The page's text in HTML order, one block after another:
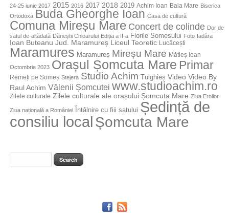
24-25 iunie 2017 2015 2016 2017 2018 2019 Achim Ioan Baia Mare Biserica
Ortodoxa
Buda Gheorghe Ioan Casa de cultură
Comuna Mireșu Mare Concert de colinde Dor de
satul de-altădată Dăneștii Chioarului Ediția a II-a Florile Somesului Foto Iadăra
Ioan Buteanu Jud. Maramureș Liceul Teoretic Lucăcești
Maramures Maramureș Mireșu Mare Mătieș Ioan
Octombrie 2023 Orașul Șomcuta Mare Primar
Remeți pe Someș Stejera Studio Achim Tulghieș Video Video By
Raul Achim Vălenii Șomcutei www.studioachim.ro
Zilele culturale Zilele culturale ale orașului Șomcuta Mare Ziua Eroilor
Ziua națională a României Întâlnire cu fiii satului Ședință de
consiliu localȘomcuta Mare